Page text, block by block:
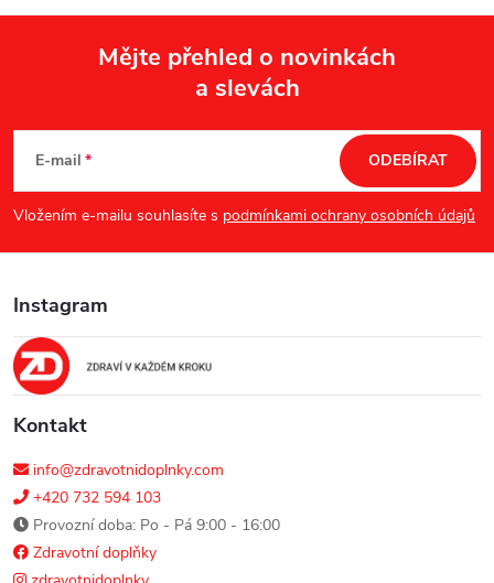
p
a
t
Mějte přehled o novinkách
a slevách
E-mail
Vložením e-mailu souhlasíte s podmínkami ochrany osobních údajů
ODEBÍRAT
Instagram
Kontakt
info@zdravotnidoplnky.com
+420 732 594 103
Provozní doba: Po - Pá 9:00 - 16:00
Zdravotní doplňky